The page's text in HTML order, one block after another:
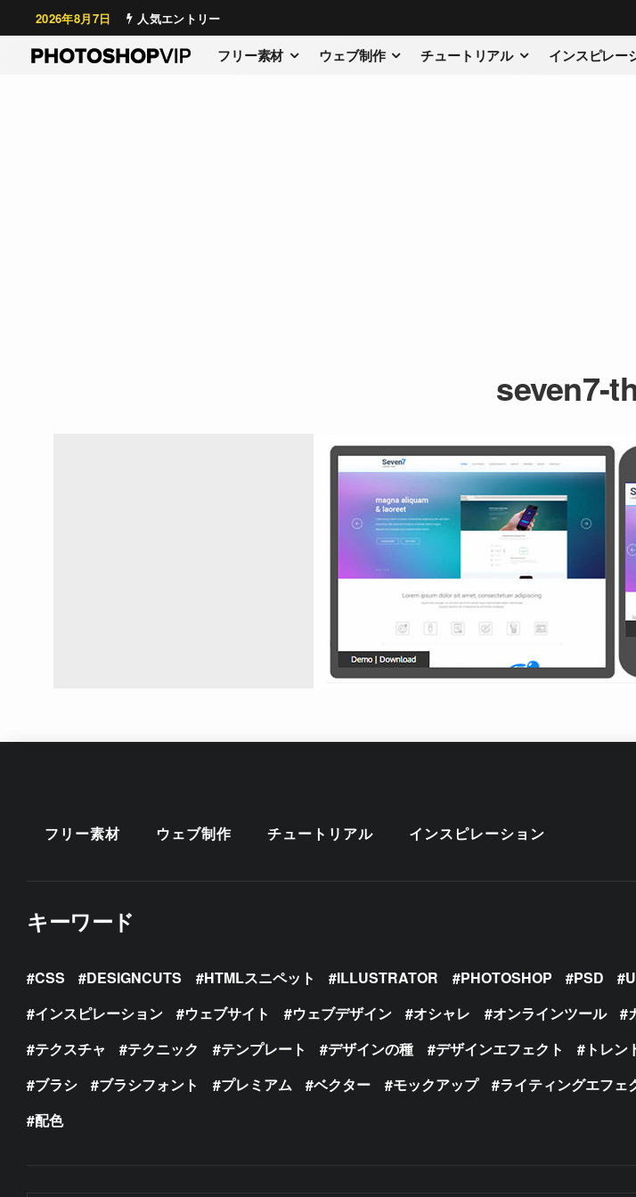
2026年8月7日 人気エントリー
フリー素材 ウェブ制作 チュートリアル インスピレー
seven7-
フリー素材 ウェブ制作 チュートリアル インスピレーション
キーワード
CSS DESIGNCUTS HTMLスニペット ILLUSTRATOR PHOTOSHOP PSD
インスピレーション
ウェブサイト ウェブデザイン オシャレ オンラインツール
テクスチャ
テクニック テンプレート デザインの種 デザインエフェクト トレン
ブラシ
ブラシフォント プレミアム ベクター モックアップ ライティングエフェ
配色